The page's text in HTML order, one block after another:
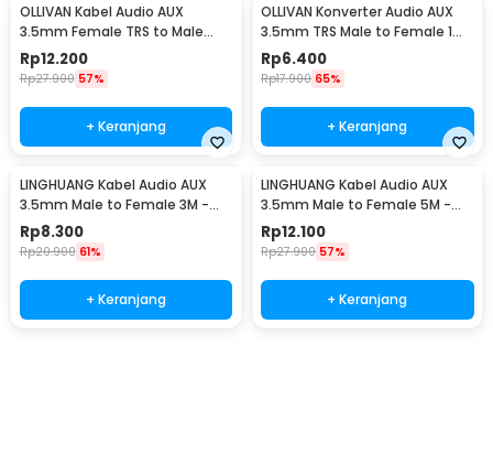
OLLIVAN Kabel Audio AUX
3.5mm Female TRS to Male
TRRS 20cm - AV119
Rp12.200
Rp27.900 57%
+ Keranjang
OLLIVAN Konverter Audio AUX
3.5mm TRS Male to Female 1
PCS - AV119
Rp6.400
Rp17.900 65%
+ Keranjang
LINGHUANG Kabel Audio AUX
3.5mm Male to Female 3M -
AV124
Rp8.300
Rp20.900 61%
+ Keranjang
LINGHUANG Kabel Audio AUX
3.5mm Male to Female 5M -
AV124
Rp12.100
Rp27.900 57%
+ Keranjang